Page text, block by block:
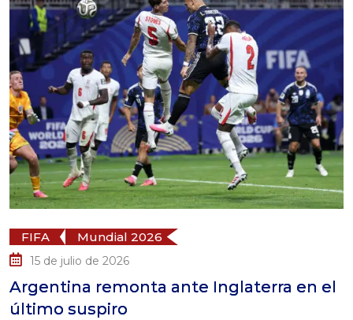
FIFA Mundial 2026
15 de julio de 2026
Argentina remonta ante Inglaterra en el
último suspiro